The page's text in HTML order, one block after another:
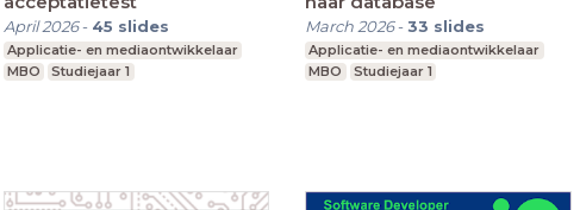
April 2026- 45 slides
Applicatie- en mediaontwikkelaar
MBO
Studiejaar 1
March 2026-33 slides
Applicatie- en mediaontwikkelaar
MBO
Studiejaar 1